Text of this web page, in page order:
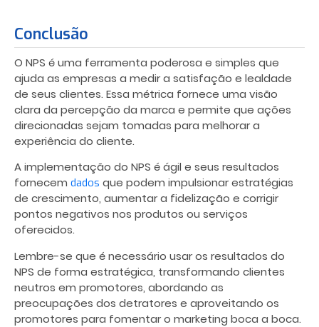
Conclusão
O NPS é uma ferramenta poderosa e simples que
ajuda as empresas a medir a satisfação e lealdade
de seus clientes. Essa métrica fornece uma visão
clara da percepção da marca e permite que ações
direcionadas sejam tomadas para melhorar a
experiência do cliente.
A implementação do NPS é ágil e seus resultados
fornecem dados que podem impulsionar estratégias
de crescimento, aumentar a fidelização e corrigir
pontos negativos nos produtos ou serviços
oferecidos.
Lembre-se que é necessário usar os resultados do
NPS de forma estratégica, transformando clientes
neutros em promotores, abordando as
preocupações dos detratores e aproveitando os
promotores para fomentar o marketing boca a boca.